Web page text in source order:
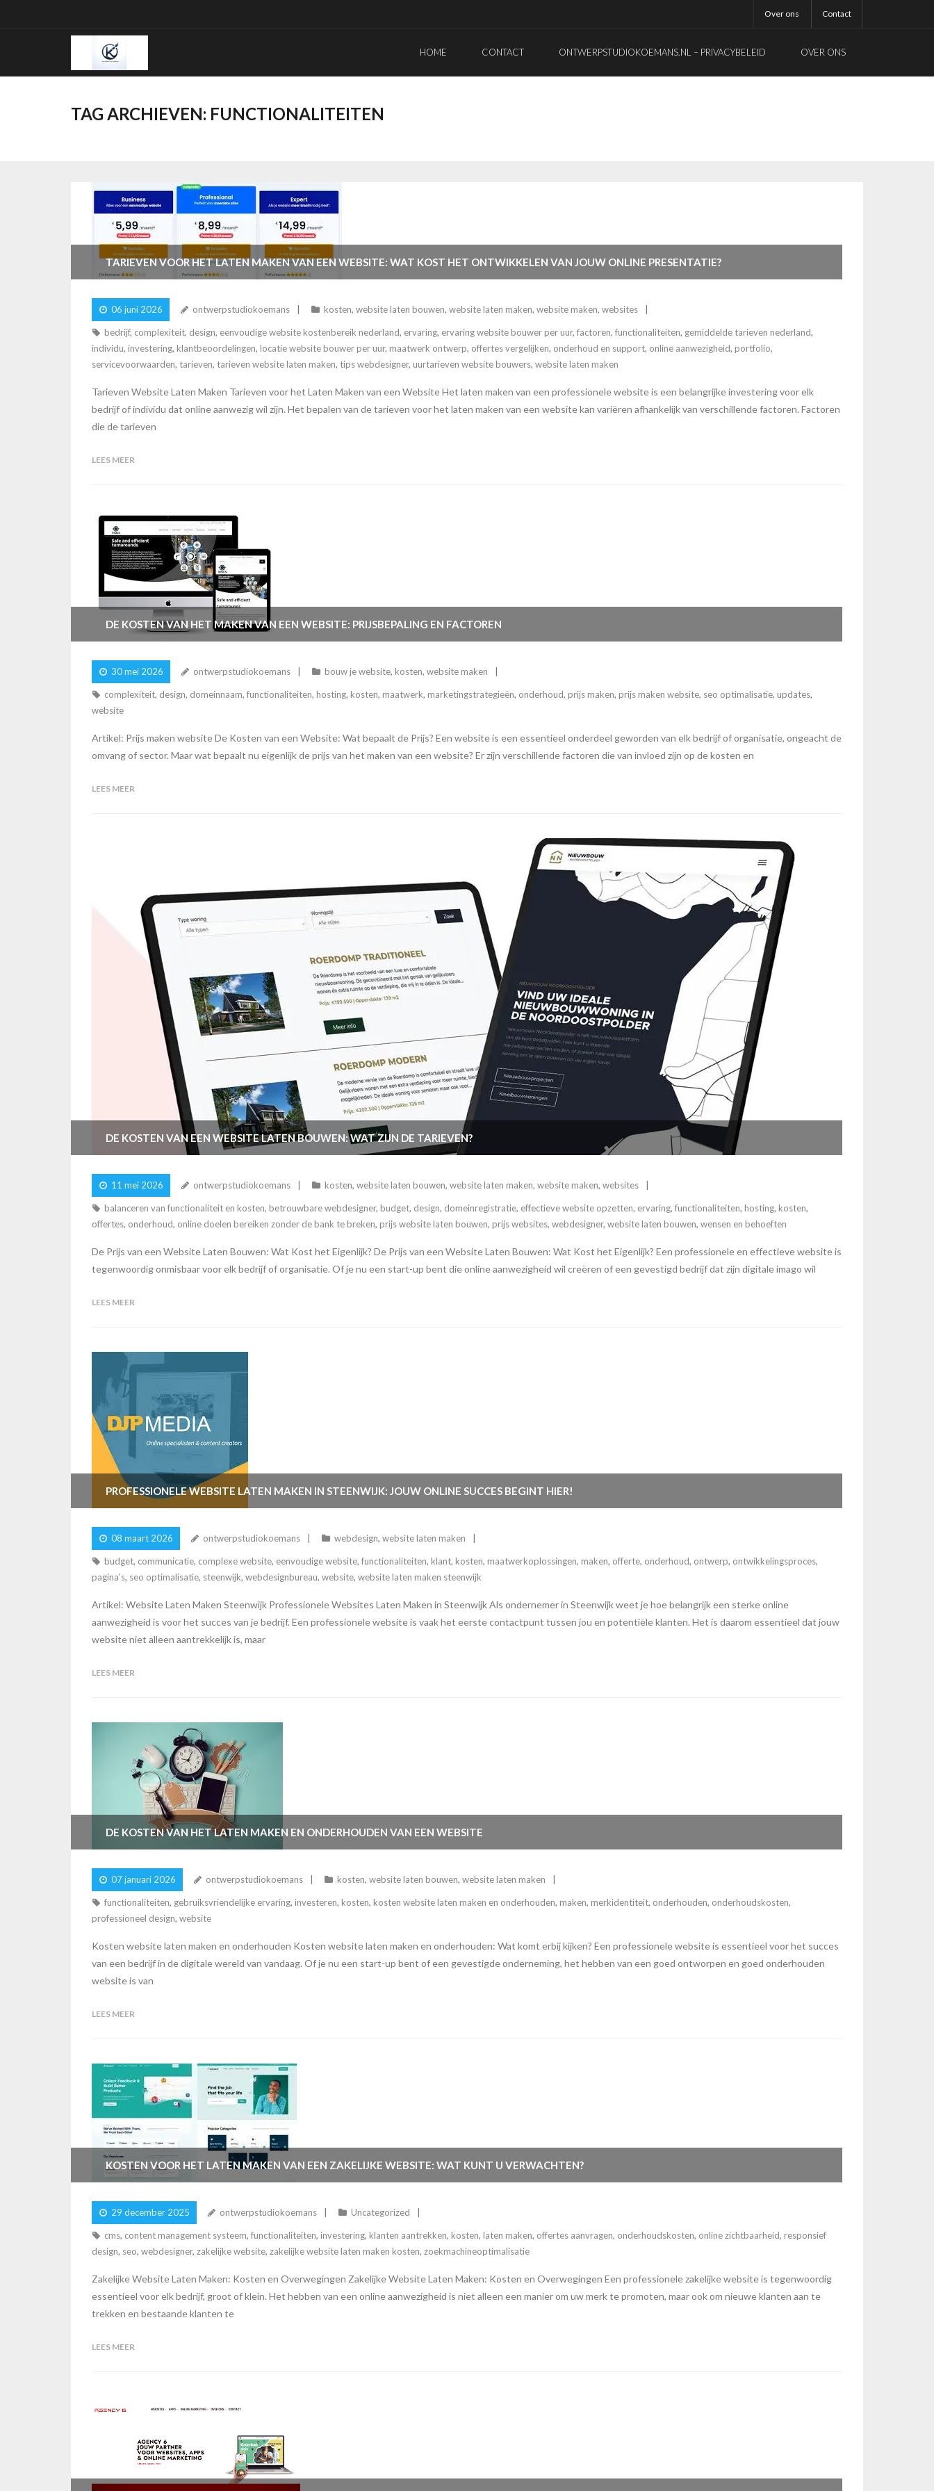
Over ons Contact
HOME CONTACT ONTWERPSTUDIOKOEMANS.NL – PRIVACYBELEID OVER ONS
TAG ARCHIEVEN: FUNCTIONALITEITEN
TARIEVEN VOOR HET LATEN MAKEN VAN EEN WEBSITE: WAT KOST HET ONTWIKKELEN VAN JOUW ONLINE PRESENTATIE?
06 juni 2026 ontwerpstudiokoemans kosten, website laten bouwen, website laten maken, website maken, websites
bedrijf, complexiteit, design, eenvoudige website kostenbereik nederland, ervaring, ervaring website bouwer per uur, factoren, functionaliteiten, gemiddelde tarieven nederland,
individu, investering, klantbeoordelingen, locatie website bouwer per uur, maatwerk ontwerp, offertes vergelijken, onderhoud en support, online aanwezigheid, portfolio,
servicevoorwaarden, tarieven, tarieven website laten maken, tips webdesigner, uurtarieven website bouwers, website laten maken
Tarieven Website Laten Maken Tarieven voor het Laten Maken van een Website Het laten maken van een professionele website is een belangrijke investering voor elk
bedrijf of individu dat online aanwezig wil zijn. Het bepalen van de tarieven voor het laten maken van een website kan variëren afhankelijk van verschillende factoren. Factoren
die de tarieven
LEES MEER
DE KOSTEN VAN HET MAKEN VAN EEN WEBSITE: PRIJSBEPALING EN FACTOREN
30 mei 2026 ontwerpstudiokoemans bouw je website, kosten, website maken
complexiteit, design, domeinnaam, functionaliteiten, hosting, kosten, maatwerk, marketingstrategieën, onderhoud, prijs maken, prijs maken website, seo optimalisatie, updates,
website
Artikel: Prijs maken website De Kosten van een Website: Wat bepaalt de Prijs? Een website is een essentieel onderdeel geworden van elk bedrijf of organisatie, ongeacht de
omvang of sector. Maar wat bepaalt nu eigenlijk de prijs van het maken van een website? Er zijn verschillende factoren die van invloed zijn op de kosten en
LEES MEER
DE KOSTEN VAN EEN WEBSITE LATEN BOUWEN: WAT ZIJN DE TARIEVEN?
11 mei 2026 ontwerpstudiokoemans kosten, website laten bouwen, website laten maken, website maken, websites
balanceren van functionaliteit en kosten, betrouwbare webdesigner, budget, design, domeinregistratie, effectieve website opzetten, ervaring, functionaliteiten, hosting, kosten,
offertes, onderhoud, online doelen bereiken zonder de bank te breken, prijs website laten bouwen, prijs websites, webdesigner, website laten bouwen, wensen en behoeften
De Prijs van een Website Laten Bouwen: Wat Kost het Eigenlijk? De Prijs van een Website Laten Bouwen: Wat Kost het Eigenlijk? Een professionele en effectieve website is
tegenwoordig onmisbaar voor elk bedrijf of organisatie. Of je nu een start-up bent die online aanwezigheid wil creëren of een gevestigd bedrijf dat zijn digitale imago wil
LEES MEER
PROFESSIONELE WEBSITE LATEN MAKEN IN STEENWIJK: JOUW ONLINE SUCCES BEGINT HIER!
08 maart 2026 ontwerpstudiokoemans webdesign, website laten maken
budget, communicatie, complexe website, eenvoudige website, functionaliteiten, klant, kosten, maatwerkoplossingen, maken, offerte, onderhoud, ontwerp, ontwikkelingsproces,
pagina's, seo optimalisatie, steenwijk, webdesignbureau, website, website laten maken steenwijk
Artikel: Website Laten Maken Steenwijk Professionele Websites Laten Maken in Steenwijk Als ondernemer in Steenwijk weet je hoe belangrijk een sterke online
aanwezigheid is voor het succes van je bedrijf. Een professionele website is vaak het eerste contactpunt tussen jou en potentiële klanten. Het is daarom essentieel dat jouw
website niet alleen aantrekkelijk is, maar
LEES MEER
DE KOSTEN VAN HET LATEN MAKEN EN ONDERHOUDEN VAN EEN WEBSITE
07 januari 2026 ontwerpstudiokoemans kosten, website laten bouwen, website laten maken
functionaliteiten, gebruiksvriendelijke ervaring, investeren, kosten, kosten website laten maken en onderhouden, maken, merkidentiteit, onderhouden, onderhoudskosten,
professioneel design, website
Kosten website laten maken en onderhouden Kosten website laten maken en onderhouden: Wat komt erbij kijken? Een professionele website is essentieel voor het succes
van een bedrijf in de digitale wereld van vandaag. Of je nu een start-up bent of een gevestigde onderneming, het hebben van een goed ontworpen en goed onderhouden
website is van
LEES MEER
KOSTEN VOOR HET LATEN MAKEN VAN EEN ZAKELIJKE WEBSITE: WAT KUNT U VERWACHTEN?
29 december 2025 ontwerpstudiokoemans Uncategorized
cms, content management systeem, functionaliteiten, investering, klanten aantrekken, kosten, laten maken, offertes aanvragen, onderhoudskosten, online zichtbaarheid, responsief
design, seo, webdesigner, zakelijke website, zakelijke website laten maken kosten, zoekmachineoptimalisatie
Zakelijke Website Laten Maken: Kosten en Overwegingen Zakelijke Website Laten Maken: Kosten en Overwegingen Een professionele zakelijke website is tegenwoordig
essentieel voor elk bedrijf, groot of klein. Het hebben van een online aanwezigheid is niet alleen een manier om uw merk te promoten, maar ook om nieuwe klanten aan te
trekken en bestaande klanten te
LEES MEER